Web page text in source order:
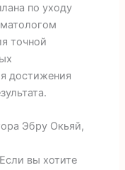
по уходу
точной
достижения
Эбру Окьяй,
вы хотите